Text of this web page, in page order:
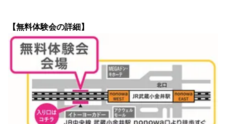
【無料体験会の詳細】